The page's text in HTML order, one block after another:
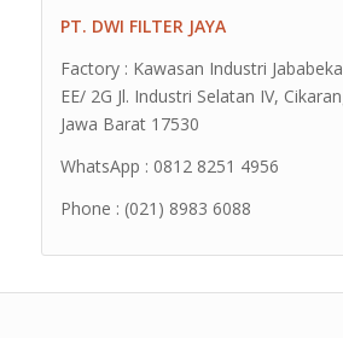
PT. DWI FILTER JAYA
Factory : Kawasan Industri
EE/ 2G Jl. Industri Selatan IV,
Jawa Barat 17530
WhatsApp : 0812 8251 4956
Phone : (021) 8983 6088